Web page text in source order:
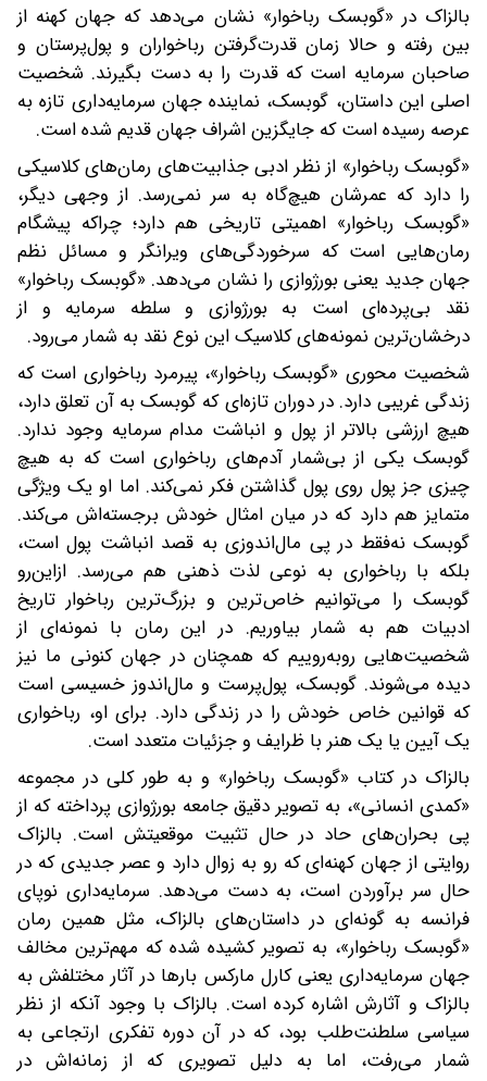
بالزاک در «گوبسک رباخوار» نشان می‌دهد که جهان کهنه از
بین رفته و حالا زمان قدرت‌گرفتن رباخواران و پول‌پرستان و
صاحبان سرمایه است که قدرت را به دست بگیرند. شخصیت
اصلی این داستان، گوبسک، نماینده جهان سرمایه‌داری تازه‌ به
عرصه رسیده است که جایگزین اشراف جهان قدیم شده است.
«گوبسک رباخوار» از نظر ادبی جذابیت‌های رمان‌های کلاسیکی
را دارد که عمرشان هیچ‌گاه به سر نمی‌رسد. از وجهی دیگر،
«گوبسک رباخوار» اهمیتی تاریخی هم دارد؛ چرا‌که پیشگام
رمان‌هایی است که سرخوردگی‌های ویرانگر و مسائل نظم
جهان جدید یعنی بورژوازی را نشان می‌دهد. «گوبسک رباخوار»
نقد بی‌پرده‌ای است به بورژوازی و سلطه سرمایه و از
درخشان‌ترین نمونه‌های کلاسیک این نوع نقد به شمار می‌رود.
شخصیت محوری «گوبسک رباخوار»، پیرمرد رباخواری است که
زندگی غریبی دارد. در دوران تازه‌ای که گوبسک به آن تعلق دارد،
هیچ ارزشی بالاتر از پول و انباشت مدام سرمایه وجود ندارد.
گوبسک یکی از بی‌شمار آدم‌های رباخواری است که به هیچ
چیزی جز پول روی پول گذاشتن فکر نمی‌کند. اما او یک ویژگی
متمایز هم دارد که در میان امثال خودش برجسته‌اش می‌کند.
گوبسک نه‌فقط در پی مال‌اندوزی به قصد انباشت پول است،
بلکه با رباخواری به نوعی لذت ذهنی هم می‌رسد. از‌این‌رو
گوبسک را می‌توانیم خاص‌ترین و بزرگ‌ترین رباخوار تاریخ
ادبیات هم به شمار بیاوریم. در این رمان با نمونه‌ای از
شخصیت‌هایی روبه‌روییم که همچنان در جهان کنونی ما نیز
دیده می‌شوند. گوبسک، پول‌پرست و مال‌اندوز خسیسی است
که قوانین خاص خودش را در زندگی دارد. برای او، رباخواری
یک آیین یا یک هنر با ظرایف و جزئیات متعدد است.
بالزاک در کتاب «گوبسک رباخوار» و به‌ طور کلی در مجموعه
«کمدی انسانی»، به تصویر دقیق جامعه بورژوازی پرداخته که از
پی بحران‌های حاد در حال تثبیت موقعیتش است. بالزاک
روایتی از جهان کهنه‌‌ای که رو به زوال دارد و عصر جدیدی که در
حال سر برآوردن است، به دست می‌دهد. سرمایه‌داری نوپای
فرانسه به گونه‌ای در داستان‌های بالزاک، مثل همین رمان
«گوبسک رباخوار»، به تصویر کشیده شده که مهم‌ترین مخالف
جهان‌ سرمایه‌داری یعنی کارل مارکس بارها در آثار مختلفش به
بالزاک و آثارش اشاره کرده است. بالزاک با وجود آنکه از نظر
سیاسی سلطنت‌طلب بود، که در آن دوره تفکری ارتجاعی به
شمار می‌رفت، اما به دلیل تصویری که از زمانه‌اش در